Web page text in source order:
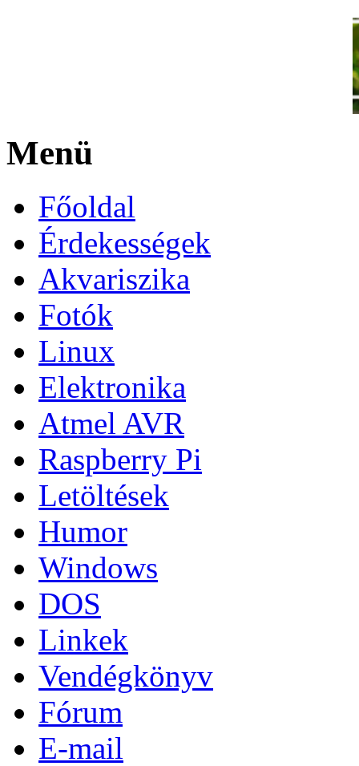
Menü
Főoldal
Érdekességek
Akvariszika
Fotók
Linux
Elektronika
Atmel AVR
Raspberry Pi
Letöltések
Humor
Windows
DOS
Linkek
Vendégkönyv
Fórum
E-mail